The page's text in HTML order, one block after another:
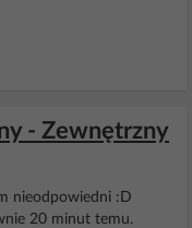
- Zewnętrzny
nieodpowiedni :D
20 minut temu.